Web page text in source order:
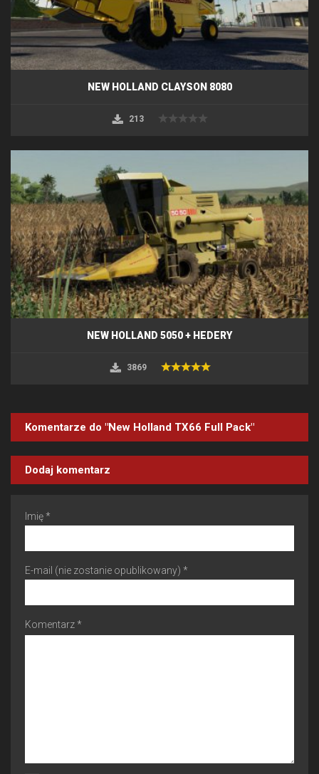
NEW HOLLAND CLAYSON 8080
213
NEW HOLLAND 5050 + HEDERY
3869
Komentarze do "New Holland TX66 Full Pack"
Dodaj komentarz
Imię *
E-mail (nie zostanie opublikowany) *
Komentarz *